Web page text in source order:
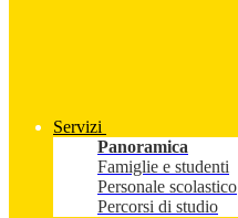
Servizi
Panoramica
Famiglie e studenti
Personale scolastico
Percorsi di studio